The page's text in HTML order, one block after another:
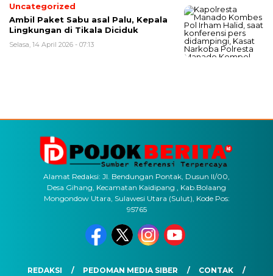
Uncategorized
Ambil Paket Sabu asal Palu, Kepala
Lingkungan di Tikala Diciduk
Selasa, 14 April 2026 - 07:13
Alamat Redaksi: Jl. Bendungan Pontak, Dusun II/00,
Desa Gihang, Kecamatan Kaidipang , Kab.Bolaang
Mongondow Utara, Sulawesi Utara (Sulut), Kode Pos:
95765
REDAKSI PEDOMAN MEDIA SIBER CONTAK